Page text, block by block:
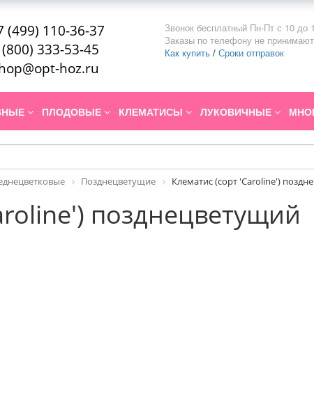
(499) 110-36-37
333-53-45
hoz.ru
Звонок бесплатный Пн-Пт с 10 до
Заказы по телефону не
Как купить / Сроки отправок
ПЛОДОВЫЕ КЛЕМАТИСЫ ЛУКОВИЧНЫЕ
Позднецветущие Клематис (сорт 'Caroline')
позднецветущий